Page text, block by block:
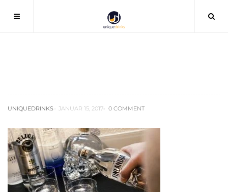
UNIQUEDRINKS JANUAR 15, 2017 0 COMMENT